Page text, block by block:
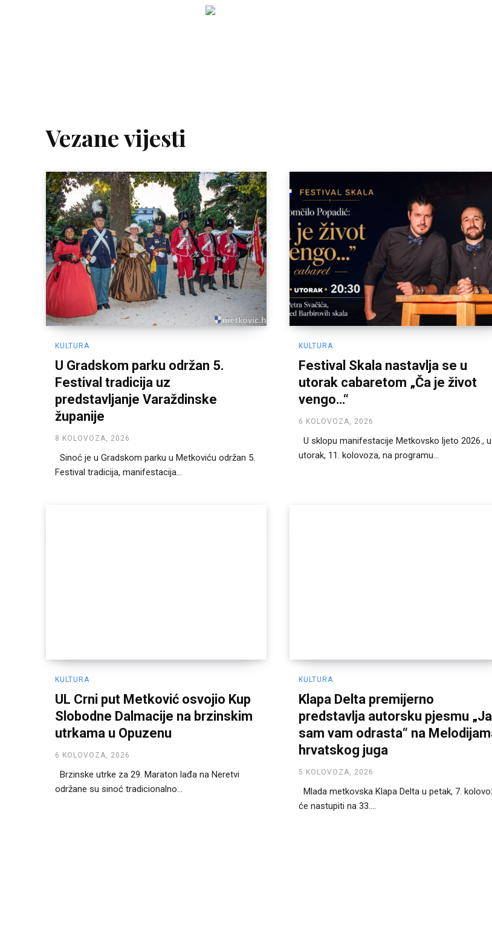
Vezane vijesti
KULTURA
U Gradskom parku održan 5.
Festival tradicija uz
predstavljanje Varaždinske
županije
8 KOLOVOZA, 2026
Sinoć je u Gradskom parku u Metkoviću održan 5.
Festival tradicija, manifestacija...
KULTURA
Festival Skala nastavlja se u
utorak cabaretom „Ča je život
vengo…“
6 KOLOVOZA, 2026
utorak, 11. kolovoza, na programu...
KULTURA
UL Crni put Metković osvojio Kup
Slobodne Dalmacije na brzinskim
utrkama u Opuzenu
6 KOLOVOZA, 2026
Brzinske utrke za 29. Maraton lađa na Neretvi
održane su sinoć tradicionalno...
KULTURA
Klapa Delta premijerno
predstavlja autorsku pjesmu „Ja
sam vam odrasta“ na
hrvatskog juga
5 KOLOVOZA, 2026
Mlada metkovska Klapa Delta u petak, 7.
će nastupiti na 33....